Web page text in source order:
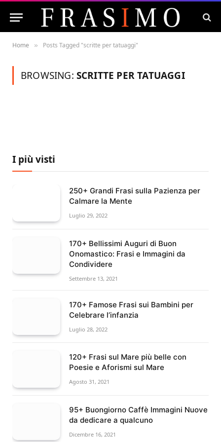
Home » Posts Tagged "scritte per tatuaggi"
BROWSING: SCRITTE PER TATUAGGI
I più visti
250+ Grandi Frasi sulla Pazienza per
Calmare la Mente
Luglio 29, 2022
170+ Bellissimi Auguri di Buon
Onomastico: Frasi e Immagini da
Condividere
Settembre 13, 2021
170+ Famose Frasi sui Bambini per
Celebrare l’infanzia
Luglio 28, 2022
120+ Frasi sul Mare più belle con
Poesie e Aforismi sul Mare
Agosto 31, 2021
95+ Buongiorno Caffè Immagini Nuove
da dedicare a qualcuno
Dicembre 16, 2021